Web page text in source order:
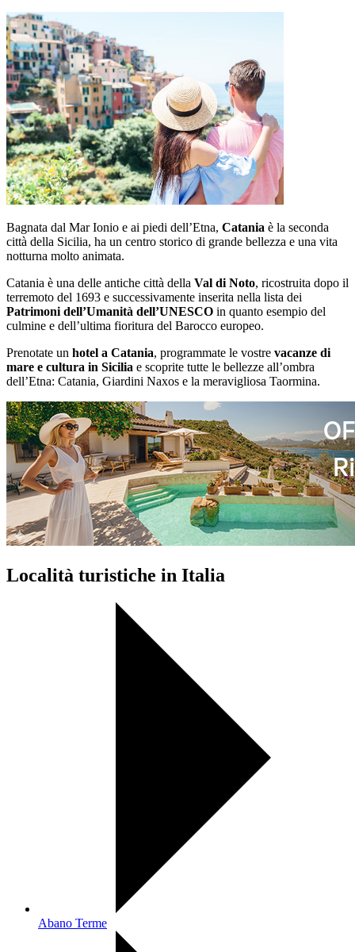
Bagnata dal Mar Ionio e ai piedi dell’Etna, Catania è la seconda
città della Sicilia, ha un centro storico di grande bellezza e una vita
notturna molto animata.
Catania è una delle antiche città della Val di Noto, ricostruita dopo il
terremoto del 1693 e successivamente inserita nella lista dei
Patrimoni dell’Umanità dell’UNESCO in quanto esempio del
culmine e dell’ultima fioritura del Barocco europeo.
Prenotate un hotel a Catania, programmate le vostre vacanze di
mare e cultura in Sicilia e scoprite tutte le bellezze all’ombra
dell’Etna: Catania, Giardini Naxos e la meravigliosa Taormina.
Località turistiche in Italia
Abano Terme